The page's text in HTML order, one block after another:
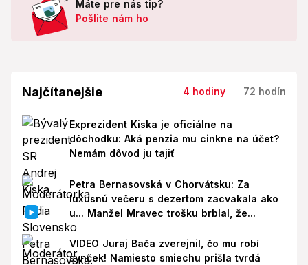
Máte pre nás tip?
Pošlite nám ho
Najčítanejšie 4 hodiny 72 hodín
Exprezident Kiska je oficiálne na
dôchodku: Aká penzia mu cinkne na účet?
Nemám dôvod ju tajiť
Petra Bernasovská v Chorvátsku: Za
luxusnú večeru s dezertom zacvakala ako
u... Manžel Mravec trošku brblal, že...
VIDEO Juraj Bača zverejnil, čo mu robí
synček! Namiesto smiechu prišla tvrdá